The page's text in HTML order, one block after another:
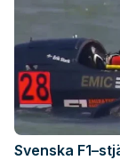
Svenska